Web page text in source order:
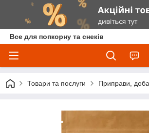
Все для попкорну та снеків
Товари та послуги Приправи,